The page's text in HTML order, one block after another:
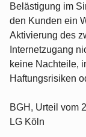
Belästigung im
den Kunden ein
Aktivierung des
Internetzugang
keine Nachteile,
Haftungsrisiken
BGH, Urteil vom
LG Köln